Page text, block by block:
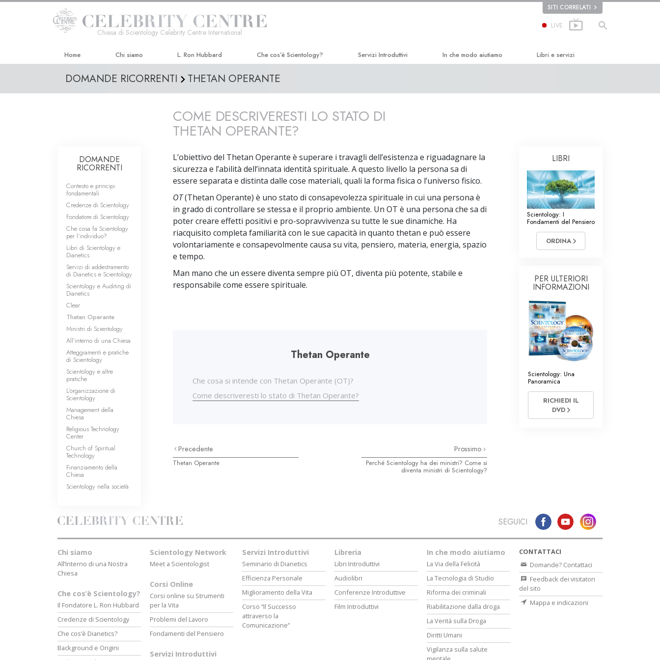
SITI CORRELATI
Chiesa di Scientology Celebrity Centre International
LIVE
Home Chi siamo L. Ron Hubbard Che cos’è Scientology?
Credenze e pratiche
Che cosa dicono gli Scientologist
riguardo a Scientology
All’interno di una Chiesa
I Principi Fondamentali di Scientology
Un’Introduzione a Dianetics
Amore e Odio:
Che Cos’è la Grandezza?
Servizi Introduttivi
Miglioramento della Vita
In che modo aiutiamo
La Verità sulla Droga
Uniti per i Diritti Umani
Comitato dei Cittadini per i Diritti
Umani
Ministri Volontari di Scientology
Libri e servizi
Servizi Introduttivi
DOMANDE RICORRENTI THETAN OPERANTE
COME DESCRIVERESTI LO STATO DI
THETAN OPERANTE?
L’obiettivo del Thetan Operante è superare i travagli dell’esistenza e riguadagnare la
sicurezza e l’abilità dell’innata identità spirituale. A questo livello la persona sa di
essere separata e distinta dalle cose materiali, quali la forma fisica o l’universo fisico.
OT(Thetan Operante) è uno stato di consapevolezza spirituale in cui una persona è
in grado di controllare se stessa e il proprio ambiente. Un OT è una persona che sa di
poter creare effetti positivi e pro-sopravvivenza su tutte le sue dinamiche. Ha
riacquisito completa familiarità con le sue capacità in quanto thetan e può essere
volontariamente e consapevolmente causa su vita, pensiero, materia, energia, spazio
e tempo.
Man mano che un essere diventa sempre più OT, diventa più potente, stabile e
responsabile come essere spirituale.
Thetan Operante
Che cosa si intende con Thetan Operante (OT)?
Come descriveresti lo stato di Thetan Operante?
Precedente
Thetan Operante
Prossimo
Perché Scientology ha dei ministri? Come si
diventa ministri di Scientology?
DOMANDE
RICORRENTI
Contesto e principi
fondamentali
Credenze di Scientology
Fondatore di Scientology
Che cosa fa Scientology
per l’individuo?
Libri di Scientology e
Dianetics
Servizi di addestramento
di Dianetics e Scientology
Scientology e Auditing di
Dianetics
Clear
Thetan Operante
Ministri di Scientology
All’interno di una Chiesa
Atteggiamenti e pratiche
di Scientology
Scientology e altre
pratiche
L’organizzazione di
Scientology
Management della
Chiesa
Religious Technology
Center
Church of Spiritual
Technology
Finanziamento della
Chiesa
Scientology nella società
LIBRI
Scientology: I
Fondamenti del Pensiero
ORDINA
PER ULTERIORI
INFORMAZIONI
Scientology: Una
Panoramica
RICHIEDI IL
DVD
SEGUICI
Chi siamo
All’Interno di una Nostra
Chiesa
Che cos’è Scientology?
Il Fondatore L. Ron Hubbard
Credenze di Scientology
Che cos’è Dianetics?
Background e Origini
Scientology Network
Meet a Scientologist
Corsi Online
Corsi online su Strumenti
per la Vita
Problemi del Lavoro
Fondamenti del Pensiero
Servizi Introduttivi
Servizi Introduttivi
Seminario di Dianetics
Efficienza Personale
Miglioramento della Vita
Corso “Il Successo
attraverso la
Comunicazione”
Libreria
Libri Introduttivi
Audiolibri
Conferenze Introduttive
Film Introduttivi
In che modo aiutiamo
La Via della Felicità
La Tecnologia di Studio
Riforma dei criminali
Riabilitazione dalla droga
La Verità sulla Droga
Diritti Umani
Vigilanza sulla salute
CONTATTACI
Domande? Contattaci
Feedback dei visitatori
del sito
Mappa e indicazioni